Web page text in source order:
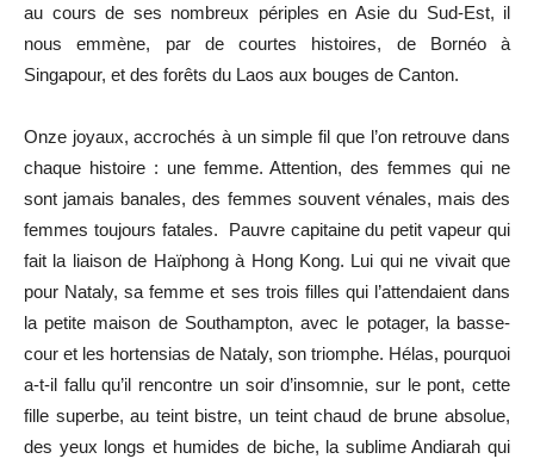
au cours de ses nombreux périples en Asie du Sud-Est, il
nous emmène, par de courtes histoires, de Bornéo à
Singapour, et des forêts du Laos aux bouges de Canton.
Onze joyaux, accrochés à un simple fil que l’on retrouve dans
chaque histoire : une femme. Attention, des femmes qui ne
sont jamais banales, des femmes souvent vénales, mais des
femmes toujours fatales. Pauvre capitaine du petit vapeur qui
fait la liaison de Haïphong à Hong Kong. Lui qui ne vivait que
pour Nataly, sa femme et ses trois filles qui l’attendaient dans
la petite maison de Southampton, avec le potager, la basse-
cour et les hortensias de Nataly, son triomphe. Hélas, pourquoi
a-t-il fallu qu’il rencontre un soir d’insomnie, sur le pont, cette
fille superbe, au teint bistre, un teint chaud de brune absolue,
des yeux longs et humides de biche, la sublime Andiarah qui